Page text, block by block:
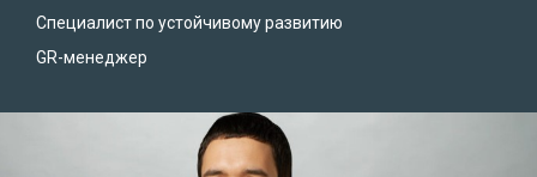
Специалист по устойчивому развитию
GR-менеджер